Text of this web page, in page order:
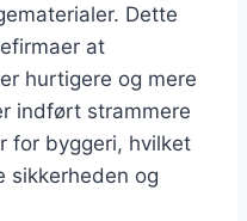
Dette
at
hurtigere og mere
indført strammere
for byggeri, hvilket
sikkerheden og